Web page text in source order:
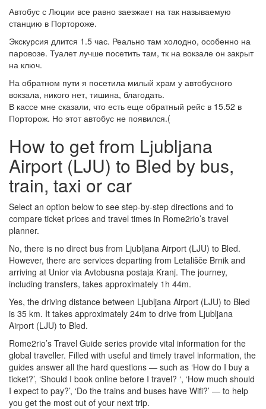
Автобус с Люции все равно заезжает на так называемую
станцию в Портороже.
Экскурсия длится 1.5 час. Реально там холодно, особенно на
паровозе. Туалет лучше посетить там, тк на вокзале он закрыт
на ключ.
На обратном пути я посетила милый храм у автобусного
вокзала, никого нет, тишина, благодать.
В кассе мне сказали, что есть еще обратный рейс в 15.52 в
Порторож. Но этот автобус не появился.(
How to get from Ljubljana
Airport (LJU) to Bled by bus,
train, taxi or car
Select an option below to see step-by-step directions and to
compare ticket prices and travel times in Rome2rio’s travel
planner.
No, there is no direct bus from Ljubljana Airport (LJU) to Bled.
However, there are services departing from Letališče Brnik and
arriving at Unior via Avtobusna postaja Kranj. The journey,
including transfers, takes approximately 1h 44m.
Yes, the driving distance between Ljubljana Airport (LJU) to Bled
is 35 km. It takes approximately 24m to drive from Ljubljana
Airport (LJU) to Bled.
Rome2rio’s Travel Guide series provide vital information for the
global traveller. Filled with useful and timely travel information, the
guides answer all the hard questions — such as ‘How do I buy a
ticket?’, ‘Should I book online before I travel? ‘, ‘How much should
I expect to pay?’, ‘Do the trains and buses have Wifi?’ — to help
you get the most out of your next trip.